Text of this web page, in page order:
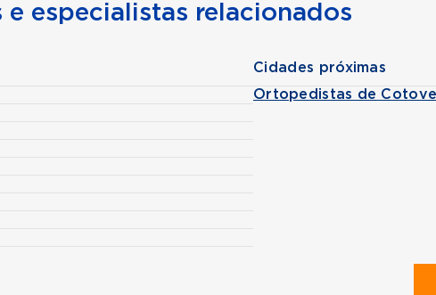
e especialistas relacionados
Cidades próximas
Ortopedistas de